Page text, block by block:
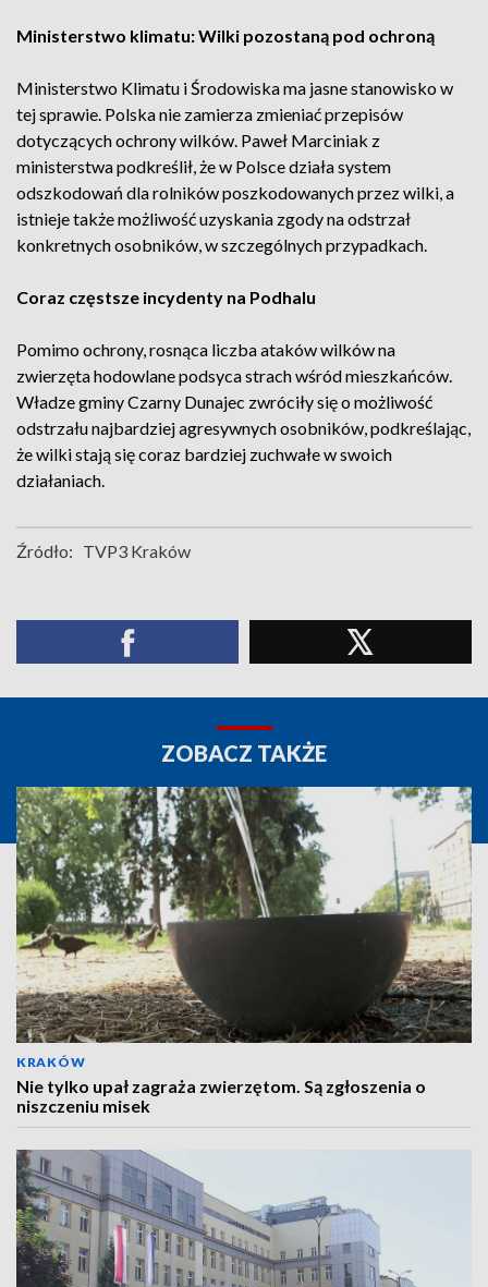
Ministerstwo klimatu: Wilki pozostaną pod ochroną
Ministerstwo Klimatu i Środowiska ma jasne stanowisko w
tej sprawie. Polska nie zamierza zmieniać przepisów
dotyczących ochrony wilków. Paweł Marciniak z
ministerstwa podkreślił, że w Polsce działa system
odszkodowań dla rolników poszkodowanych przez wilki, a
istnieje także możliwość uzyskania zgody na odstrzał
konkretnych osobników, w szczególnych przypadkach.
Coraz częstsze incydenty na Podhalu
Pomimo ochrony, rosnąca liczba ataków wilków na
zwierzęta hodowlane podsyca strach wśród mieszkańców.
Władze gminy Czarny Dunajec zwróciły się o możliwość
odstrzału najbardziej agresywnych osobników, podkreślając,
że wilki stają się coraz bardziej zuchwałe w swoich
działaniach.
Źródło: TVP3 Kraków
ZOBACZ TAKŻE
KRAKÓW
Nie tylko upał zagraża zwierzętom. Są zgłoszenia o
niszczeniu misek